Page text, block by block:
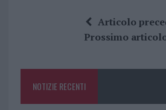
o
k
te
re
at
s
p
a
re
Articolo
Prossimo
NOTIZIE RECENTI